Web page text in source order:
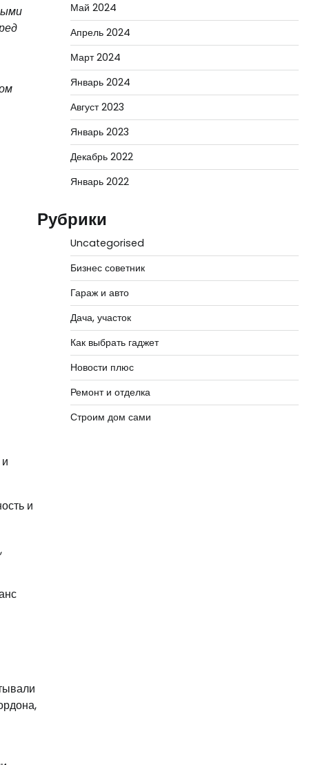
и
Май 2024
Апрель 2024
Март 2024
Январь 2024
Август 2023
Январь 2023
Декабрь 2022
Январь 2022
Рубрики
Uncategorised
Бизнес советник
Гараж и авто
Дача, участок
Как выбрать гаджет
Новости плюс
Ремонт и отделка
Строим дом сами